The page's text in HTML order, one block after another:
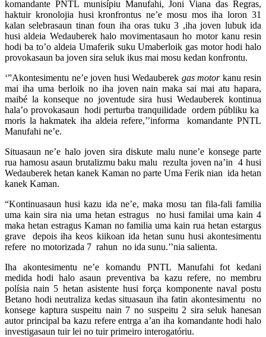
komandante PNTL munisípiu Manufahi, Joni Viana das Regras,
haktuir kronolojia husi kronfrontus ne’e mosu mos iha loron 31
kalan selebrasaun tinan foun iha oras tuku 3 ,iha joven lubuk ida
husi aldeia Wedauberek halo movimentasaun ho motor kanu resin
hodi ba to’o aldeia Umaferik suku Umaberloik gas motor hodi halo
provokasaun ba joven sira seluk ikus mai mosu kedan konfrontu.
‘”Akontesimentu ne’e joven husi Wedauberek gas motorkanu resin
mai iha uma berloik no iha joven nain maka sai mai atu hapara,
maibé la konseque no joventude sira husi Wedauberek kontinua
hala’o provokasaun hodi perturba tranquilidade ordem públiku ka
moris la hakmatek iha aldeia refere,’’informa komandante PNTL
Manufahi ne’e.
Situasaun ne’e halo joven sira diskute malu nune’e konsege parte
rua hamosu asaun brutalizmu baku malu rezulta joven na’in 4 husi
Wedauberek hetan kanek Kaman no parte Uma Ferik nian ida hetan
kanek Kaman.
“Kontinuasaun husi kazu ida ne’e, maka mosu tan fila-fali familia
uma kain sira nia uma hetan estragus no husi familai uma kain 4
maka hetan estragus Kaman no familia uma kain rua hetan estargus
grave depois iha keos kiikoan ida hetan sunu husi akontesimentu
refere no motorizada 7 rahun no ida sunu.’’nia salienta.
Iha akontesimentu ne’e komandu PNTL Manufahi fot kedani
medida hodi halo asaun preventiva ba kazu refere, no membru
polísia nain 5 hetan asistente husi força komponente naval postu
Betano hodi neutraliza kedas situasaun iha fatin akontesimentu no
konsege kaptura suspeitu nain 7 no suspeitu 2 sira seluk hanesan
autor principal ba kazu refere entrga a’an iha komandante hodi halo
investigasaun tuir lei no tuir primeiro interogatóriu.